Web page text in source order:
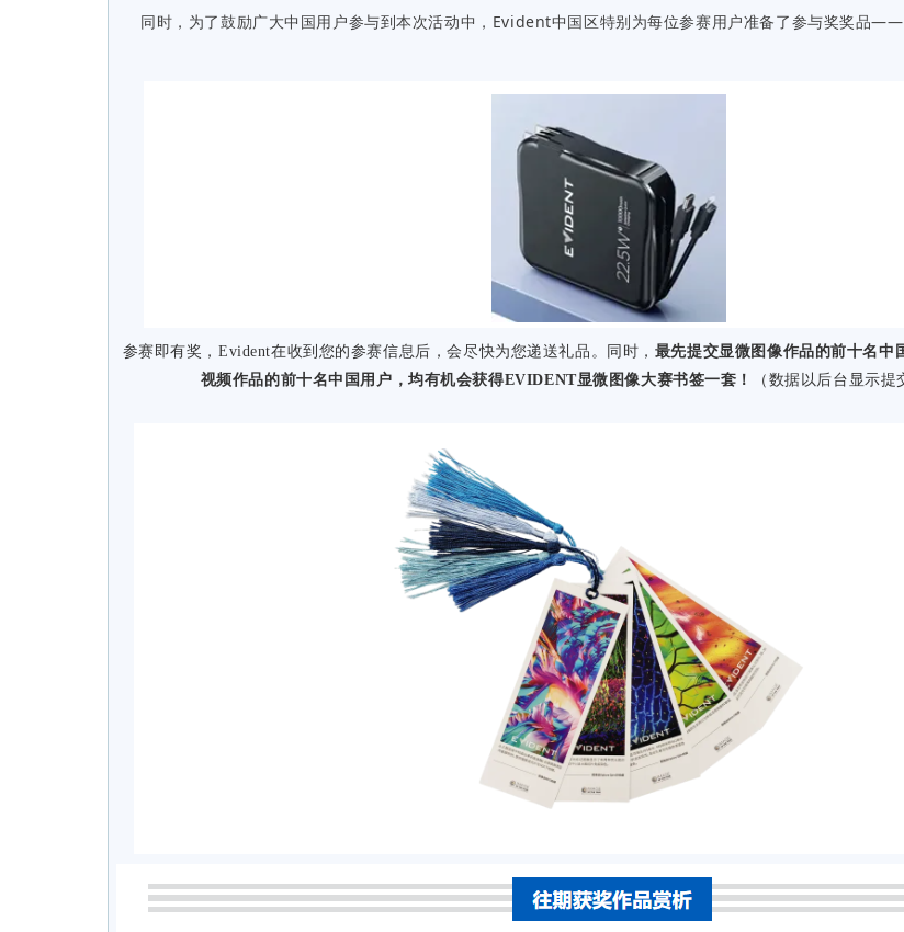
同时，为了鼓励广大中国用户参与到本次活动中，Evident中国区特别为每位参赛用户准备了参与奖奖品
参赛即有奖，Evident在收到您的参赛信息后，会尽快为您递送礼品。同时， 最先提交显微图像作品的前十名中
视频作品的前十名中国用户，均有机会获得EVIDENT显微图像大赛书签一套！
（数据以后台显示提